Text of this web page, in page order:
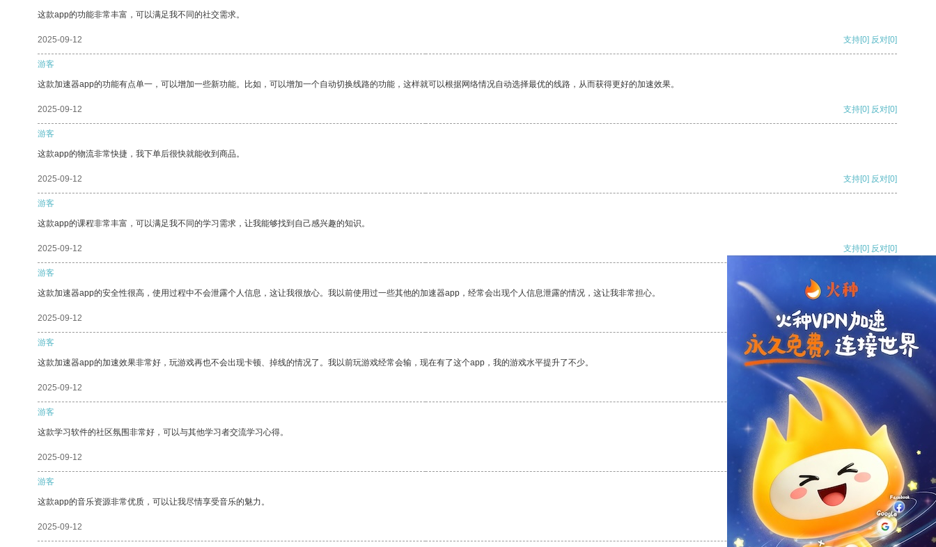
这款app的功能非常丰富，可以满足我不同的社交需求。
2025-09-12 支持[0] 反对[0]
游客
这款加速器app的功能有点单一，可以增加一些新功能。比如，可以增加一个自动切换线路的功能，这样就可以根据网络情况自动选择最优的线路，从而获得更好的加速效果。
2025-09-12 支持[0] 反对[0]
游客
这款app的物流非常快捷，我下单后很快就能收到商品。
2025-09-12 支持[0] 反对[0]
游客
这款app的课程非常丰富，可以满足我不同的学习需求，让我能够找到自己感兴趣的知识。
2025-09-12 支持[0] 反对[0]
游客
这款加速器app的安全性很高，使用过程中不会泄露个人信息，这让我很放心。我以前使用过一些其他的加速器app，经常会出现个人信息泄露的情况，这让我非常担心。
2025-09-12 支持[0] 反对
游客
这款加速器app的加速效果非常好，玩游戏再也不会出现卡顿、掉线的情况了。我以前玩游戏经常会输，现在有了这个app，我的游戏水平提升了不少。
2025-09-12 支持
游客
这款学习软件的社区氛围非常好，可以与其他学习者交流学习心得。
2025-09-12 反对 [0]
游客
这款app的音乐资源非常优质，可以让我尽情享受音乐的魅力。
2025-09-12 支持[0] 反对[0]